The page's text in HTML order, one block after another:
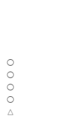
◯
◯
◯
◯
△